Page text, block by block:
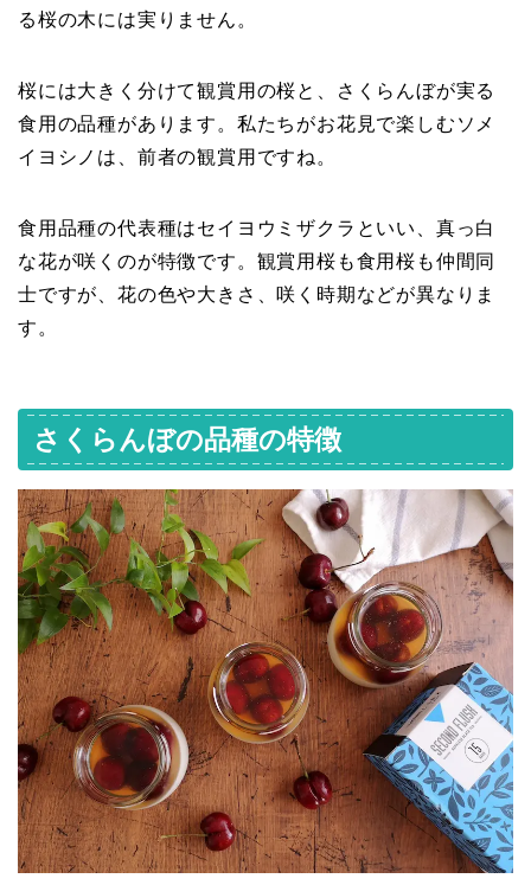
る桜の木には実りません。
桜には大きく分けて観賞用の桜と、さくらんぼが実る
食用の品種があります。私たちがお花見で楽しむソメ
イヨシノは、前者の観賞用ですね。
食用品種の代表種はセイヨウミザクラといい、真っ白
な花が咲くのが特徴です。観賞用桜も食用桜も仲間同
士ですが、花の色や大きさ、咲く時期などが異なりま
す。
さくらんぼの品種の特徴